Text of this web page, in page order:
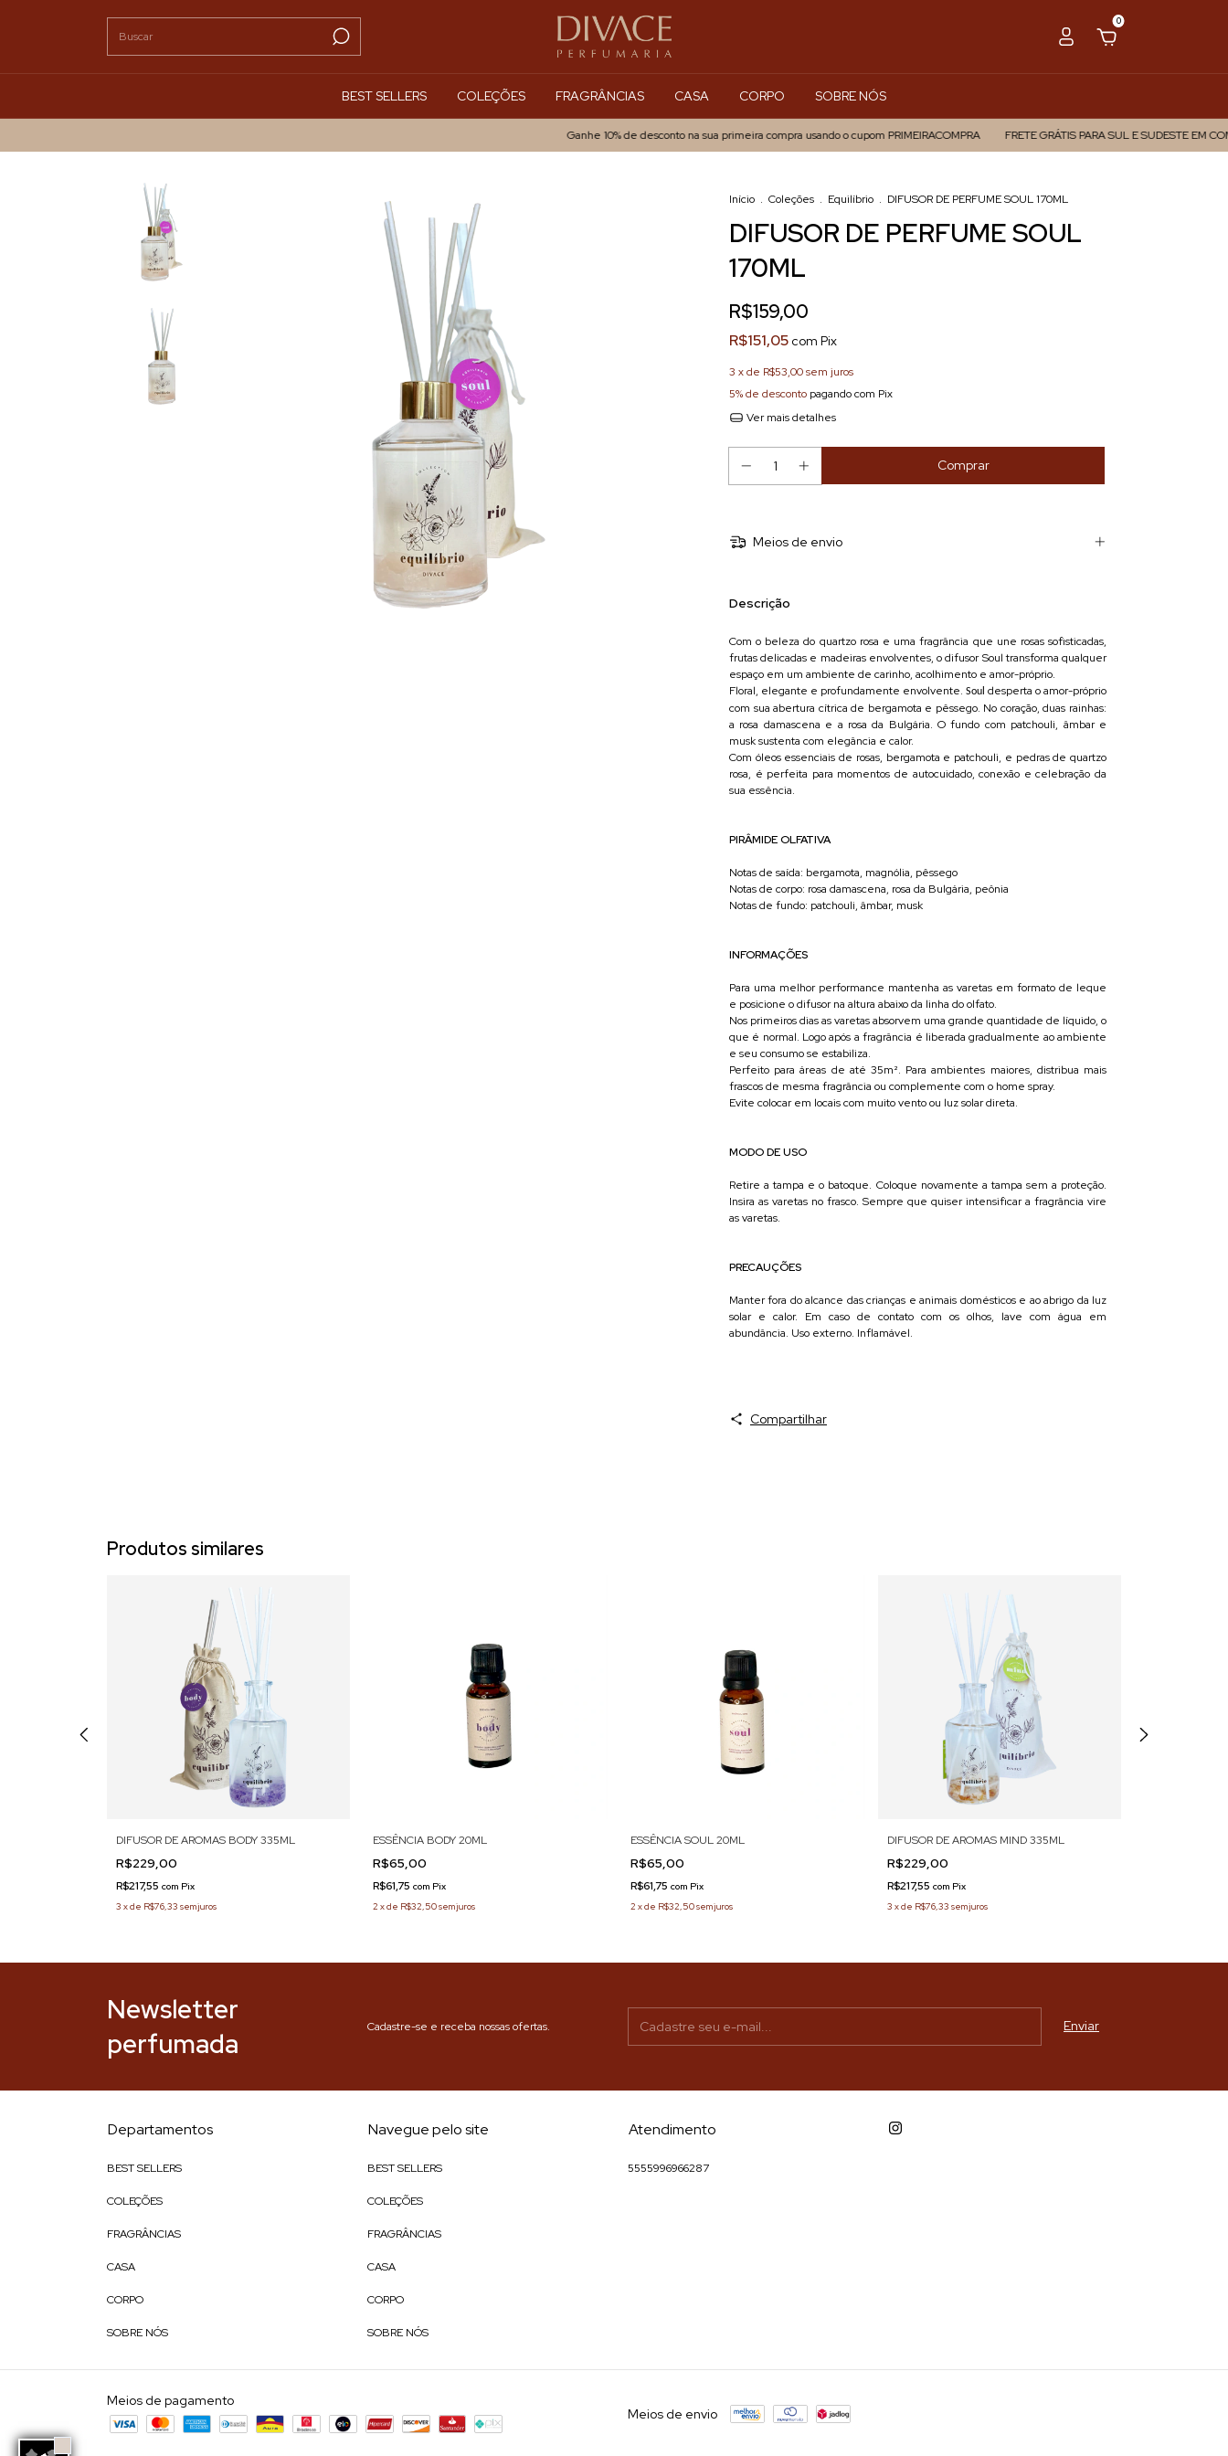
0
BEST SELLERS COLEÇÕES FRAGRÂNCIAS CASA CORPO SOBRE NÓS
Ganhe 10% de desconto na sua primeira compra usando o cupom PRIMEIRACOMPRA FRETE GRÁTIS PARA SUL E SUDESTE EM
Início . Coleções . Equilíbrio . DIFUSOR DE PERFUME SOUL 170ML
DIFUSOR DE PERFUME SOUL
170ML
R$159,00
R$151,05 com Pix
3 x de R$53,00sem juros
5% de desconto pagando com Pix
Ver mais detalhes
Meios de envio
Descrição
Com o beleza do quartzo rosa e uma fragrância que une rosas sofisticadas,
frutas delicadas e madeiras envolventes, o difusor Soul transforma qualquer
espaço em um ambiente de carinho, acolhimento e amor-próprio.
Floral, elegante e profundamente envolvente. Soul desperta o amor-próprio
com sua abertura cítrica de bergamota e pêssego. No coração, duas rainhas:
a rosa damascena e a rosa da Bulgária. O fundo com patchouli, âmbar e
musk sustenta com elegância e calor.
Com óleos essenciais de rosas, bergamota e patchouli, e pedras de quartzo
rosa, é perfeita para momentos de autocuidado, conexão e celebração da
sua essência.
PIRÂMIDE OLFATIVA
Notas de saída: bergamota, magnólia, pêssego
Notas de corpo: rosa damascena, rosa da Bulgária, peônia
Notas de fundo: patchouli, âmbar, musk
INFORMAÇÕES
Para uma melhor performance mantenha as varetas em formato de leque
e posicione o difusor na altura abaixo da linha do olfato.
Nos primeiros dias as varetas absorvem uma grande quantidade de líquido, o
que é normal. Logo após a fragrância é liberada gradualmente ao ambiente
e seu consumo se estabiliza.
Perfeito para áreas de até 35m². Para ambientes maiores, distribua mais
frascos de mesma fragrância ou complemente com o home spray.
Evite colocar em locais com muito vento ou luz solar direta.
MODO DE USO
Retire a tampa e o batoque. Coloque novamente a tampa sem a proteção.
Insira as varetas no frasco. Sempre que quiser intensificar a fragrância vire
as varetas.
PRECAUÇÕES
Manter fora do alcance das crianças e animais domésticos e ao abrigo da luz
solar e calor. Em caso de contato com os olhos, lave com água em
abundância. Uso externo. Inflamável.
Compartilhar
Produtos similares
DIFUSOR DE AROMAS BODY 335ML
R$229,00
R$217,55 com Pix
3 xde R$76,33 sem juros
ESSÊNCIA BODY 20ML
R$65,00
R$61,75com Pix
2 xde R$32,50sem juros
ESSÊNCIA SOUL 20ML
R$65,00
R$61,75 com Pix
2 xde R$32,50sem juros
DIFUSOR DE AROMAS MIND 335ML
R$229,00
R$217,55 com Pix
3 xde R$76,33 sem juros
Newsletter
perfumada
Cadastre-se e receba nossas ofertas.
Departamentos
BEST SELLERS
COLEÇÕES
FRAGRÂNCIAS
CASA
CORPO
SOBRE NÓS
Navegue pelo site
BEST SELLERS
COLEÇÕES
FRAGRÂNCIAS
CASA
CORPO
SOBRE NÓS
Atendimento
5555996966287
Meios de pagamento
Meios de envio